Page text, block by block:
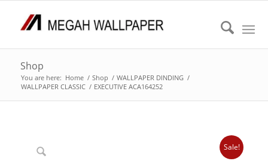
Shop
You are here: Home / Shop / WALLPAPER DINDING /
WALLPAPER CLASSIC / EXECUTIVE ACA164252
Sale!